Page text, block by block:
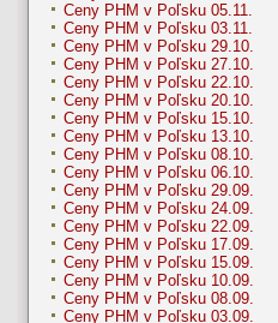
Ceny PHM v Poľsku 05.11.
Ceny PHM v Poľsku 03.11.
Ceny PHM v Poľsku 29.10.
Ceny PHM v Poľsku 27.10.
Ceny PHM v Poľsku 22.10.
Ceny PHM v Poľsku 20.10.
Ceny PHM v Poľsku 15.10.
Ceny PHM v Poľsku 13.10.
Ceny PHM v Poľsku 08.10.
Ceny PHM v Poľsku 06.10.
Ceny PHM v Poľsku 29.09.
Ceny PHM v Poľsku 24.09.
Ceny PHM v Poľsku 22.09.
Ceny PHM v Poľsku 17.09.
Ceny PHM v Poľsku 15.09.
Ceny PHM v Poľsku 10.09.
Ceny PHM v Poľsku 08.09.
Ceny PHM v Poľsku 03.09.